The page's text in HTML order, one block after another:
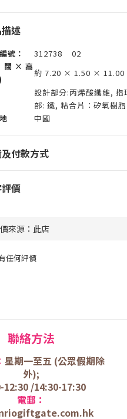
述
號：
312738 02
闊 × 高
約 7.20 × 1.50 × 11.00
設計部分:丙烯酸纖維,
部: 鐵, 粘合片：矽氧樹脂
中國
付款方式
價
任何評價
聯絡方法
星期一至五 (公眾假期除
外);
12:30 /14:30-17:30
電郵：